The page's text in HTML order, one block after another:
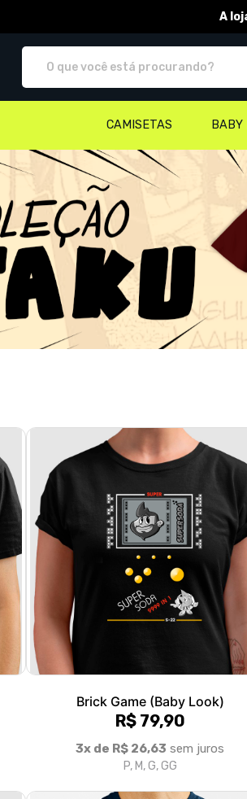
A
CAMISETAS BABY
Brick Game (Baby Look)
R$ 79,90
3x de R$ 26,63 sem juros
P, M, G, GG